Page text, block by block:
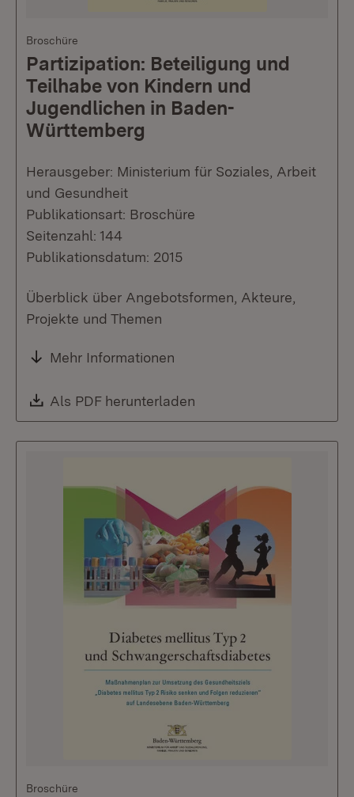
Broschüre
Partizipation: Beteiligung und
Teilhabe von Kindern und
Jugendlichen in Baden-
Württemberg
Herausgeber: Ministerium für Soziales, Arbeit
und Gesundheit
Publikationsart: Broschüre
Seitenzahl: 144
Publikationsdatum: 2015
Überblick über Angebotsformen, Akteure,
Projekte und Themen
Mehr Informationen
Download:
Als PDF herunterladen
Broschüre